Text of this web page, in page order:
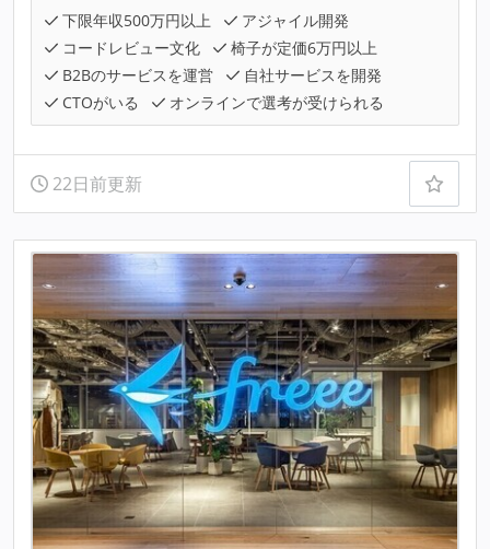
下限年収500万円以上
アジャイル開発
コードレビュー文化
椅子が定価6万円以上
B2Bのサービスを運営
自社サービスを開発
CTOがいる
オンラインで選考が受けられる
22日前更新